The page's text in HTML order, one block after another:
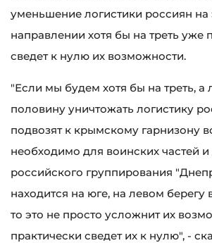
уменьшение логистики россиян на
направлении хотя бы на треть уже
сведет к нулю их возможности.
"Если мы будем хотя бы на треть, а
половину уничтожать логистику
подвозят к крымскому гарнизону
необходимо для воинских частей и
российского группирования
находится на юге, на левом берегу
то это не просто усложнит их
практически сведет их к нулю", -